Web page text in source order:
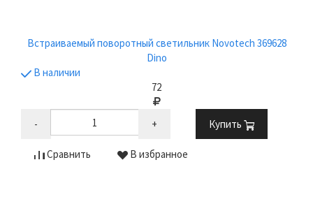
Встраиваемый поворотный светильник Novotech 369628
Dino
В наличии
72
- + Купить
Сравнить В избранное